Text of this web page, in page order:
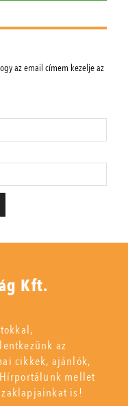
az email címem kezelje az
Kft.
az
cikkek, ajánlók,
mellet
is!